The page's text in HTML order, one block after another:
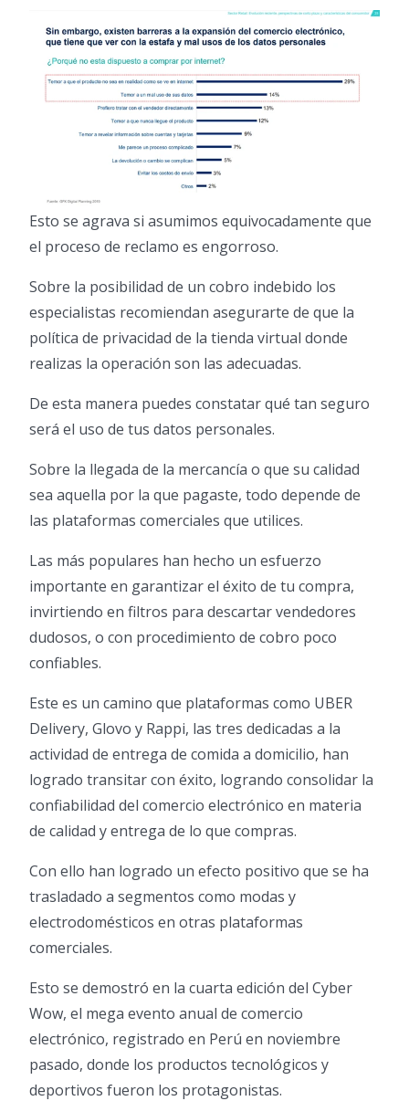
Esto se agrava si asumimos equivocadamente que
el proceso de reclamo es engorroso.
Sobre la posibilidad de un cobro indebido los
especialistas recomiendan asegurarte de que la
política de privacidad de la tienda virtual donde
realizas la operación son las adecuadas.
De esta manera puedes constatar qué tan seguro
será el uso de tus datos personales.
Sobre la llegada de la mercancía o que su calidad
sea aquella por la que pagaste, todo depende de
las plataformas comerciales que utilices.
Las más populares han hecho un esfuerzo
importante en garantizar el éxito de tu compra,
invirtiendo en filtros para descartar vendedores
dudosos, o con procedimiento de cobro poco
confiables.
Este es un camino que plataformas como UBER
Delivery, Glovo y Rappi, las tres dedicadas a la
actividad de entrega de comida a domicilio, han
logrado transitar con éxito, logrando consolidar la
confiabilidad del comercio electrónico en materia
de calidad y entrega de lo que compras.
Con ello han logrado un efecto positivo que se ha
trasladado a segmentos como modas y
electrodomésticos en otras plataformas
comerciales.
Esto se demostró en la cuarta edición del Cyber
Wow, el mega evento anual de comercio
electrónico, registrado en Perú en noviembre
pasado, donde los productos tecnológicos y
deportivos fueron los protagonistas.